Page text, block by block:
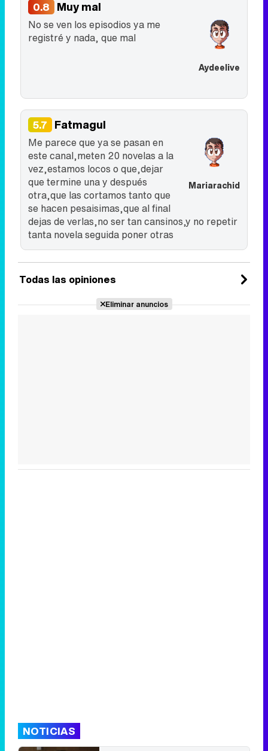
0.8 Muy mal
Aydeelive
No se ven los episodios ya me
registré y nada, que mal
5.7 Fatmagul
Mariarachid
Me parece que ya se pasan en
este canal,meten 20 novelas a la
vez,estamos locos o que,dejar
que termine una y después
otra,que las cortamos tanto que
se hacen pesaisimas,que al final
dejas de verlas,no ser tan cansinos,y no repetir
tanta novela seguida poner otras
Todas las opiniones
Eliminar anuncios
NOTICIAS